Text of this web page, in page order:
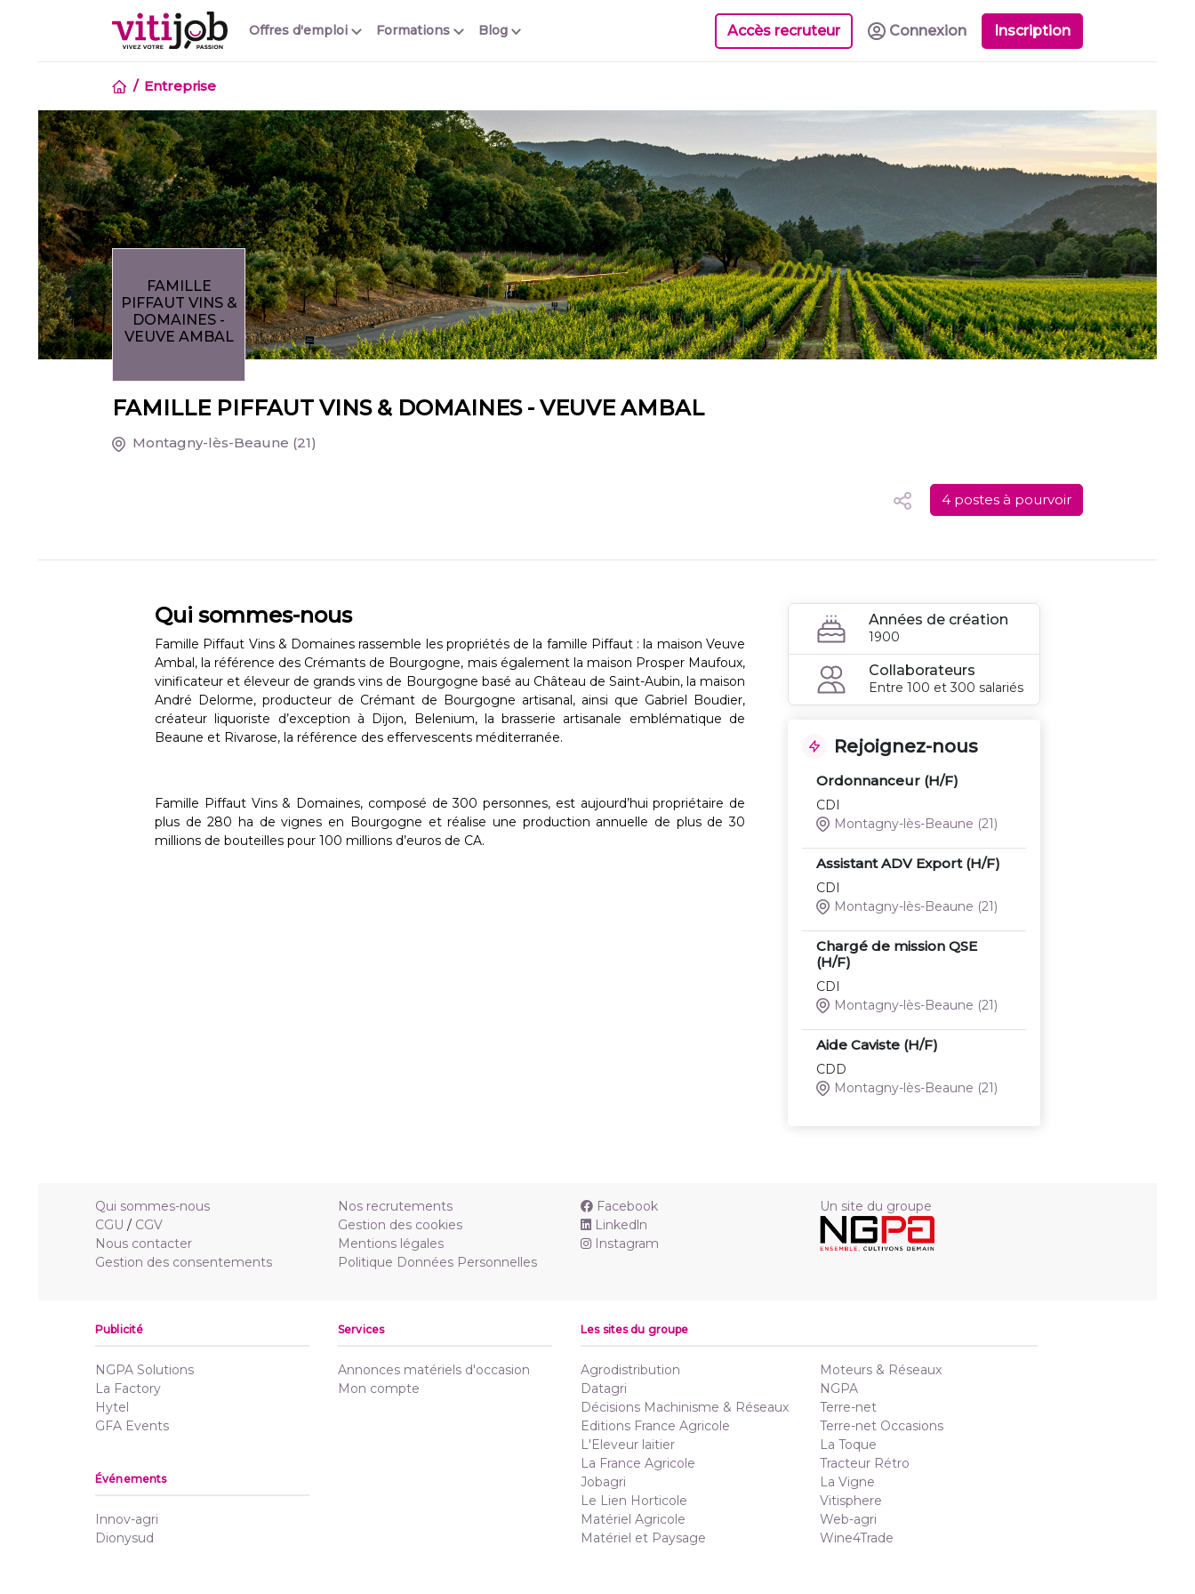
Offres d'emploi Blog
Formations Accès recruteur Connexion Inscription
Entreprise
FAMILLE
PIFFAUT VINS &
DOMAINES -
VEUVE AMBAL
FAMILLE PIFFAUT VINS & DOMAINES - VEUVE AMBAL
Montagny-lès-Beaune (21)
4 postes à pourvoir
Qui sommes-nous
Famille Piffaut Vins & Domaines rassemble les propriétés de la famille Piffaut : la maison Veuve
Ambal, la référence des Crémants de Bourgogne, mais également la maison Prosper Maufoux,
vinificateur et éleveur de grands vins de Bourgogne basé au Château de Saint-Aubin, la maison
André Delorme, producteur de Crémant de Bourgogne artisanal, ainsi que Gabriel Boudier,
créateur liquoriste d’exception à Dijon, Belenium, la brasserie artisanale emblématique de
Beaune et Rivarose, la référence des effervescents méditerranée.
Famille Piffaut Vins & Domaines, composé de 300 personnes, est aujourd’hui propriétaire de
plus de 280 ha de vignes en Bourgogne et réalise une production annuelle de plus de 30
millions de bouteilles pour 100 millions d’euros de CA.
Années de création
1900
Collaborateurs
Entre 100 et 300 salariés
Rejoignez-nous
Ordonnanceur (H/F)
CDI
Montagny-lès-Beaune (21)
Assistant ADV Export (H/F)
CDI
Montagny-lès-Beaune (21)
Chargé de mission QSE
(H/F)
CDI
Montagny-lès-Beaune (21)
Aide Caviste (H/F)
CDD
Montagny-lès-Beaune (21)
Qui sommes-nous
CGU / CGV
Nous contacter
Gestion des consentements
Nos recrutements
Gestion des cookies
Mentions légales
Politique Données Personnelles
Facebook
Linkedln
Instagram
Un site du groupe
Publicité
NGPA Solutions
La Factory
Hytel
GFA Events
Services
Annonces matériels d'occasion
Mon compte
Événements
Innov-agri
Dionysud
Les sites du groupe
Agrodistribution
Datagri
Décisions Machinisme & Réseaux
Editions France Agricole
L'Eleveur laitier
La France Agricole
Jobagri
Le Lien Horticole
Matériel Agricole
Matériel et Paysage
Moteurs & Réseaux
NGPA
Terre-net
Terre-net Occasions
La Toque
Tracteur Rétro
La Vigne
Vitisphere
Web-agri
Wine4Trade